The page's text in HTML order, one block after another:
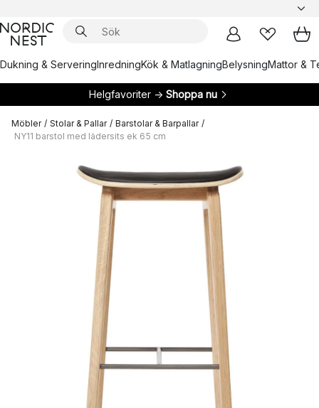
Dukning & ServeringInredningKök & MatlagningBelysningMattor &
Helgfavoriter → Shoppa nu
Möbler / Stolar & Pallar / Barstolar & Barpallar /
NY11 barstol med lädersits ek 65 cm